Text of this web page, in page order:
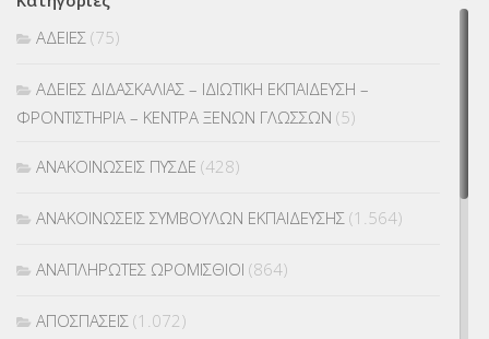
ΑΔΕΙΕΣ (75)
ΑΔΕΙΕΣ ΔΙΔΑΣΚΑΛΙΑΣ – ΙΔΙΩΤΙΚΗ ΕΚΠΑΙΔΕΥΣΗ –
ΦΡΟΝΤΙΣΤΗΡΙΑ – ΚΕΝΤΡΑ ΞΕΝΩΝ ΓΛΩΣΣΩΝ (5)
ΑΝΑΚΟΙΝΩΣΕΙΣ ΠΥΣΔΕ (428)
ΑΝΑΚΟΙΝΩΣΕΙΣ ΣΥΜΒΟΥΛΩΝ ΕΚΠΑΙΔΕΥΣΗΣ (1.564)
ΑΝΑΠΛΗΡΩΤΕΣ ΩΡΟΜΙΣΘΙΟΙ (864)
ΑΠΟΣΠΑΣΕΙΣ (1.072)